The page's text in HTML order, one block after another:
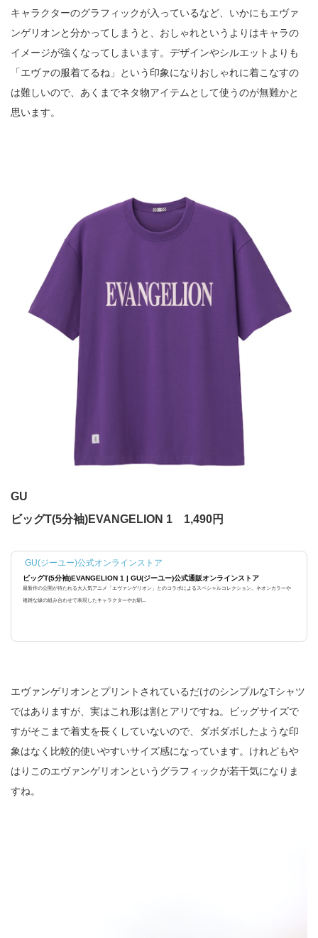
キャラクターのグラフィックが入っているなど、いかにもエヴァ
ンゲリオンと分かってしまうと、おしゃれというよりはキャラの
イメージが強くなってしまいます。デザインやシルエットよりも
「エヴァの服着てるね」という印象になりおしゃれに着こなすの
は難しいので、あくまでネタ物アイテムとして使うのが無難かと
思います。
GU
ビッグT(5分袖)EVANGELION 1 1,490円
GU(ジーユー)公式オンラインストア
ビッグT(5分袖)EVANGELION 1 | GU(ジーユー)公式通販オンラインストア
最新作の公開が待たれる大人気アニメ「エヴァンゲリオン」とのコラボによるスペシャルコレクション。ネオンカラーや
複雑な線の組み合わせで表現したキャラクターやお馴...
エヴァンゲリオンとプリントされているだけのシンプルなTシャツ
ではありますが、実はこれ形は割とアリですね。ビッグサイズで
すがそこまで着丈を長くしていないので、ダボダボしたような印
象はなく比較的使いやすいサイズ感になっています。けれどもや
はりこのエヴァンゲリオンというグラフィックが若干気になりま
すね。